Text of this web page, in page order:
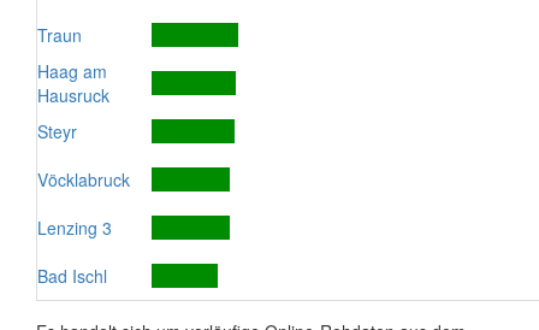
Traun
Haag am
Hausruck
Steyr
Vöcklabruck
Lenzing 3
Bad Ischl